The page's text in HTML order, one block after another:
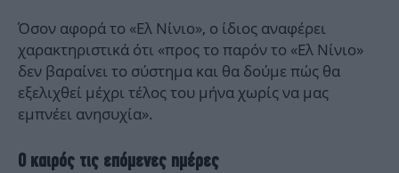
Όσον αφορά το «Ελ Νίνιο», ο ίδιος αναφέρει
χαρακτηριστικά ότι «προς το παρόν το «Ελ Νίνιο»
δεν βαραίνει το σύστημα και θα δούμε πώς θα
εξελιχθεί μέχρι τέλος του μήνα χωρίς να μας
εμπνέει ανησυχία».
Ο καιρός τις επόμενες ημέρες